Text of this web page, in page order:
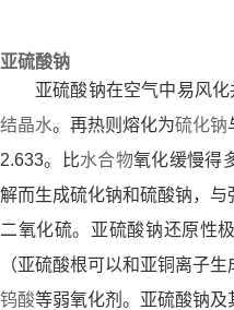
亚硫酸钠
亚硫酸钠在空气中易风
结晶水。再热则熔化为硫化钠
2.633。比水合物氧化缓慢得
解而生成硫化钠和硫酸钠，
二氧化硫。亚硫酸钠还原性
（亚硫酸根可以和亚铜离子
钨酸等弱氧化剂。亚硫酸钠